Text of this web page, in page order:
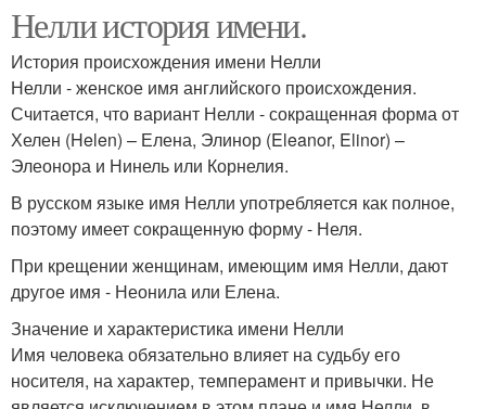
Нелли история имени.
История происхождения имени Нелли
Нелли - женское имя английского происхождения.
Считается, что вариант Нелли - сокращенная форма от
Хелен (Helen) – Елена, Элинор (Eleanor, Elinor) –
Элеонора и Нинель или Корнелия.
В русском языке имя Нелли употребляется как полное,
поэтому имеет сокращенную форму - Неля.
При крещении женщинам, имеющим имя Нелли, дают
другое имя - Неонила или Елена.
Значение и характеристика имени Нелли
Имя человека обязательно влияет на судьбу его
носителя, на характер, темперамент и привычки. Не